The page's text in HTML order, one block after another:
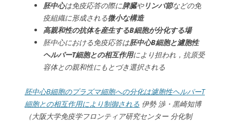
胚中心は免疫応答の際に脾臓やリンパ節などの免
疫組織に形成される微小な構造
高親和性の抗体を産生するB細胞が分化する場
胚中心における免疫応答は胚中心B細胞と濾胞性
ヘルパーT細胞との相互作用により担われ，抗原受
容体との親和性にもとづき選択される
胚中心B細胞のプラズマ細胞への分化は濾胞性ヘルパーT
細胞との相互作用により制御される 伊勢 渉・黒崎知博
（大阪大学免疫学フロンティア研究センター 分化制